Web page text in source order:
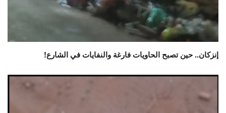
إنزكان.. حين تصبح الحاويات فارغة والنفايات في الشارع!